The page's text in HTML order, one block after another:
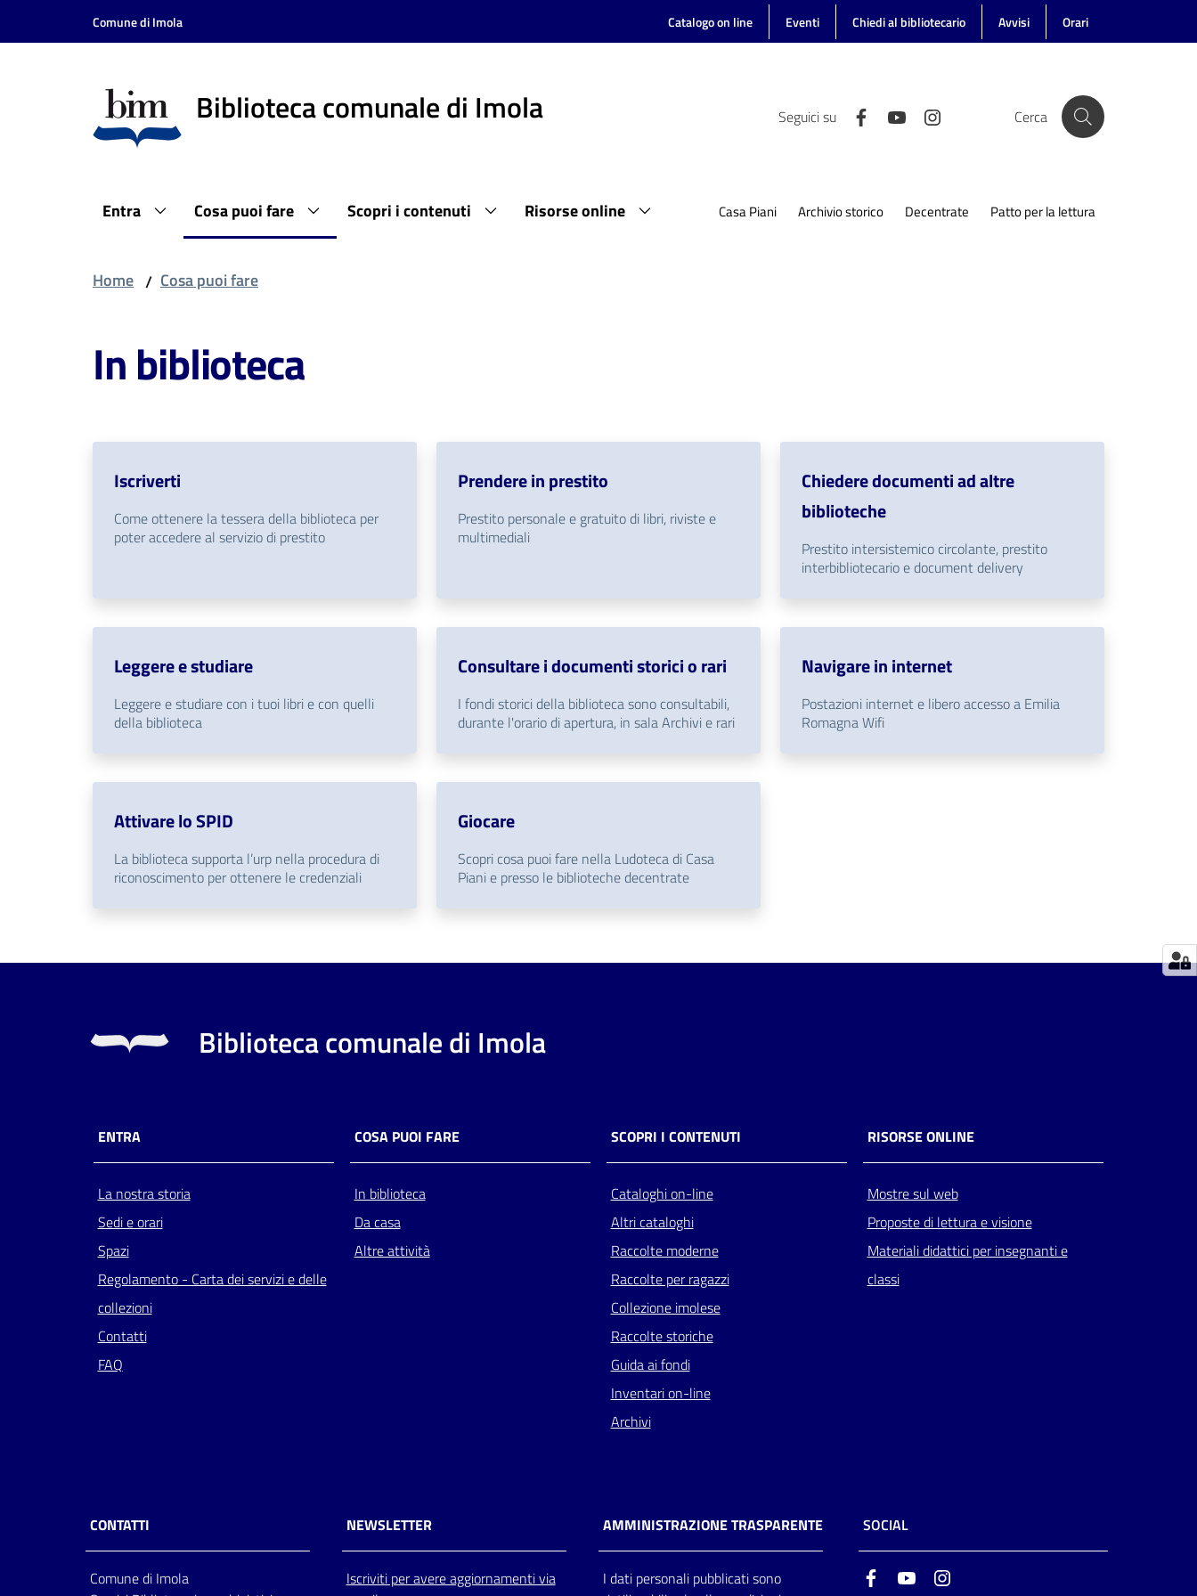
Vai al contenuto
Vai alla navigazione
Comune di Imola Catalogo on line Eventi Chiedi al bibliotecario Avvisi Orari
Biblioteca comunale di Imola Seguici su Cerca
Entra Cosa puoi fare Scopri i contenuti Risorse online Casa Piani Archivio storico Decentrate Patto per la lettura
Home / Cosa puoi fare
In biblioteca
Iscriverti
Come ottenere la tessera della biblioteca per
poter accedere al servizio di prestito
Prendere in prestito
Prestito personale e gratuito di libri, riviste e
multimediali
Chiedere documenti ad altre
biblioteche
Prestito intersistemico circolante, prestito
interbibliotecario e document delivery
Leggere e studiare
Leggere e studiare con i tuoi libri e con quelli
della biblioteca
Consultare i documenti storici o rari
I fondi storici della biblioteca sono consultabili,
durante l'orario di apertura, in sala Archivi e rari
Navigare in internet
Postazioni internet e libero accesso a Emilia
Romagna Wifi
Attivare lo SPID
La biblioteca supporta l’urp nella procedura di
riconoscimento per ottenere le credenziali
Giocare
Scopri cosa puoi fare nella Ludoteca di Casa
Piani e presso le biblioteche decentrate
Biblioteca comunale di Imola
ENTRA
La nostra storia
Sedi e orari
Spazi
Regolamento - Carta dei servizi e delle
collezioni
Contatti
FAQ
COSA PUOI FARE
In biblioteca
Da casa
Altre attività
SCOPRI I CONTENUTI
Cataloghi on-line
Altri cataloghi
Raccolte moderne
Raccolte per ragazzi
Collezione imolese
Raccolte storiche
Guida ai fondi
Inventari on-line
Archivi
RISORSE ONLINE
Mostre sul web
Proposte di lettura e visione
Materiali didattici per insegnanti e
classi
CONTATTI
Comune di Imola
NEWSLETTER
Iscriviti per avere aggiornamenti via
AMMINISTRAZIONE TRASPARENTE
I dati personali pubblicati sono
SOCIAL
FacebookYoutube